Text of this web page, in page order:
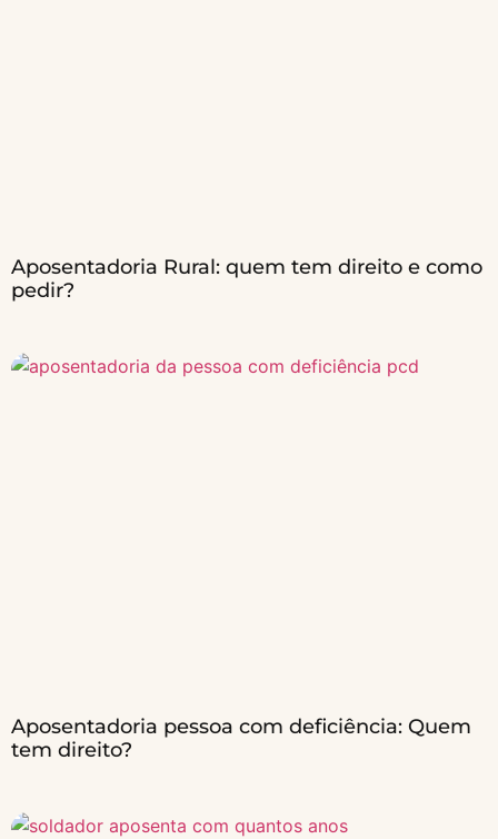
Aposentadoria Rural: quem tem direito e como
pedir?
Aposentadoria pessoa com deficiência: Quem
tem direito?